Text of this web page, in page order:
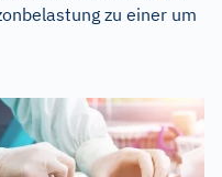
zu einer um